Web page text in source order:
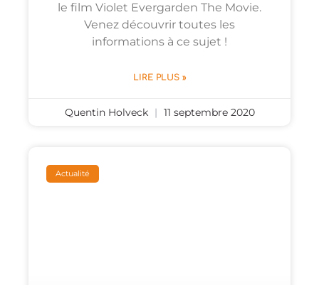
le film Violet Evergarden The Movie.
Venez découvrir toutes les
informations à ce sujet !
LIRE PLUS »
Quentin Holveck 11 septembre 2020
Actualité